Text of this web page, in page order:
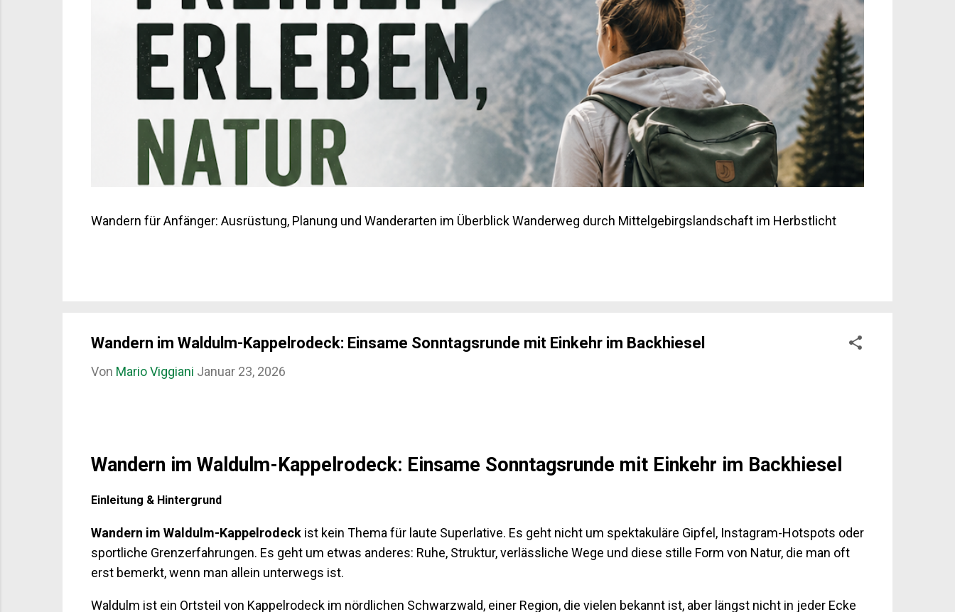
Wandern für Anfänger: Ausrüstung, Planung und Wanderarten im Überblick Wanderweg durch Mittelgebirgslandschaft im Herbstlicht
Wandern im Waldulm-Kappelrodeck: Einsame Sonntagsrunde mit Einkehr im Backhiesel
Von Mario Viggiani Januar 23, 2026
Wandern im Waldulm-Kappelrodeck: Einsame Sonntagsrunde mit Einkehr im Backhiesel
Einleitung & Hintergrund
Wandern im Waldulm-Kappelrodeck ist kein Thema für laute Superlative. Es geht nicht um spektakuläre Gipfel, Instagram-Hotspots oder
sportliche Grenzerfahrungen. Es geht um etwas anderes: Ruhe, Struktur, verlässliche Wege und diese stille Form von Natur, die man oft
erst bemerkt, wenn man allein unterwegs ist.
Waldulm ist ein Ortsteil von Kappelrodeck im nördlichen Schwarzwald, einer Region, die vielen bekannt ist, aber längst nicht in jeder Ecke